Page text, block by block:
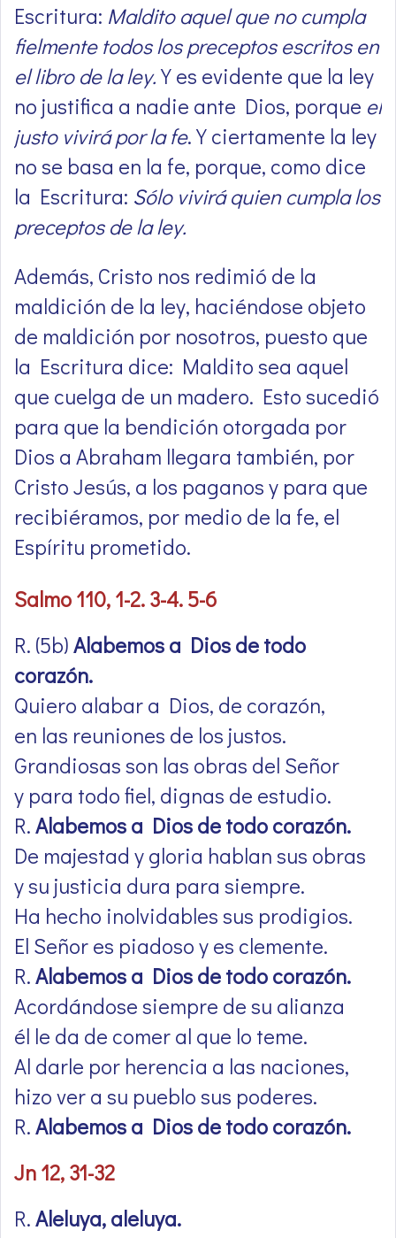
Escritura: Maldito aquel que no cumpla
fielmente todos los preceptos escritos en
el libro de la ley.Y es evidente que la ley
no justifica a nadie ante Dios, porque el
justo vivirá por la fe. Y ciertamente la ley
no se basa en la fe, porque, como dice
la Escritura: Sólo vivirá quien cumpla los
preceptos de la ley.
Además, Cristo nos redimió de la
maldición de la ley, haciéndose objeto
de maldición por nosotros, puesto que
la Escritura dice: Maldito sea aquel
que cuelga de un madero. Esto sucedió
para que la bendición otorgada por
Dios a Abraham llegara también, por
Cristo Jesús, a los paganos y para que
recibiéramos, por medio de la fe, el
Espíritu prometido.
Salmo 110, 1-2. 3-4. 5-6
R. (5b)Alabemos a Dios de todo
corazón.
Quiero alabar a Dios, de corazón,
en las reuniones de los justos.
Grandiosas son las obras del Señor
y para todo fiel, dignas de estudio.
R.Alabemos a Dios de todo corazón.
De majestad y gloria hablan sus obras
y su justicia dura para siempre.
Ha hecho inolvidables sus prodigios.
El Señor es piadoso y es clemente.
R.Alabemos a Dios de todo corazón.
Acordándose siempre de su alianza
él le da de comer al que lo teme.
Al darle por herencia a las naciones,
hizo ver a su pueblo sus poderes.
R.Alabemos a Dios de todo corazón.
Jn 12, 31-32
R.Aleluya, aleluya.